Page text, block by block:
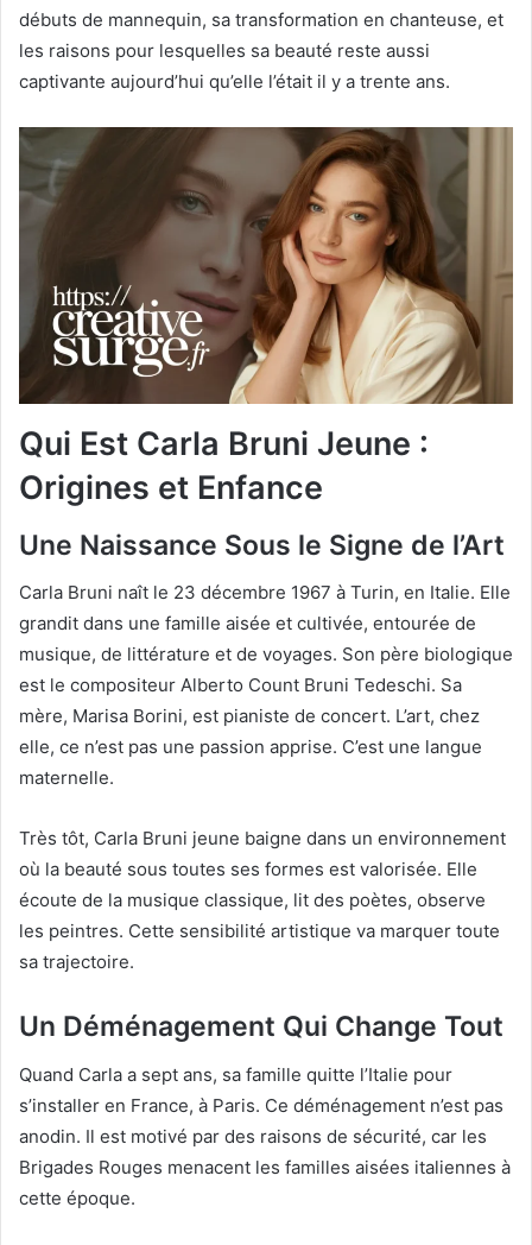
débuts de mannequin, sa transformation en chanteuse, et
les raisons pour lesquelles sa beauté reste aussi
captivante aujourd’hui qu’elle l’était il y a trente ans.
Qui Est Carla Bruni Jeune :
Origines et Enfance
Une Naissance Sous le Signe de l’Art
Carla Bruni naît le 23 décembre 1967 à Turin, en Italie. Elle
grandit dans une famille aisée et cultivée, entourée de
musique, de littérature et de voyages. Son père biologique
est le compositeur Alberto Count Bruni Tedeschi. Sa
mère, Marisa Borini, est pianiste de concert. L’art, chez
elle, ce n’est pas une passion apprise. C’est une langue
maternelle.
Très tôt, Carla Bruni jeune baigne dans un environnement
où la beauté sous toutes ses formes est valorisée. Elle
écoute de la musique classique, lit des poètes, observe
les peintres. Cette sensibilité artistique va marquer toute
sa trajectoire.
Un Déménagement Qui Change Tout
Quand Carla a sept ans, sa famille quitte l’Italie pour
s’installer en France, à Paris. Ce déménagement n’est pas
anodin. Il est motivé par des raisons de sécurité, car les
Brigades Rouges menacent les familles aisées italiennes à
cette époque.